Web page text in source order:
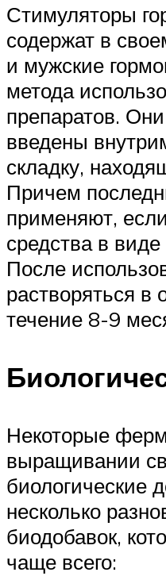
Стимуляторы
содержат в
и мужские
метода
препаратов.
введены
складку,
Причем
применяют,
средства в
После
растворяться в
течение 8-9
Некоторые
выращивании
биологические
несколько
биодобавок,
чаще всего: